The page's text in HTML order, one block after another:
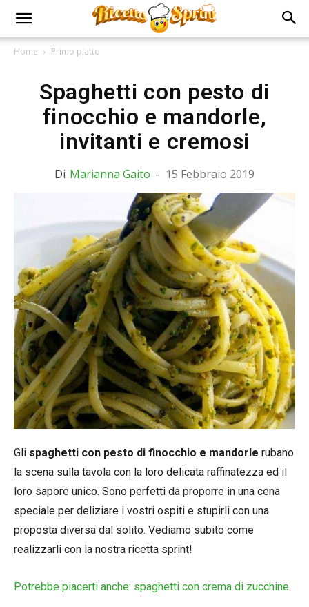
Home Primo piatto
Spaghetti con pesto di
finocchio e mandorle,
invitanti e cremosi
Di Marianna Gaito - 15 Febbraio 2019
Gli spaghetti con pesto di finocchio e mandorle rubano
la scena sulla tavola con la loro delicata raffinatezza ed il
loro sapore unico. Sono perfetti da proporre in una cena
speciale per deliziare i vostri ospiti e stupirli con una
proposta diversa dal solito. Vediamo subito come
realizzarli con la nostra ricetta sprint!
Potrebbe piacerti anche: spaghetti con crema di zucchine